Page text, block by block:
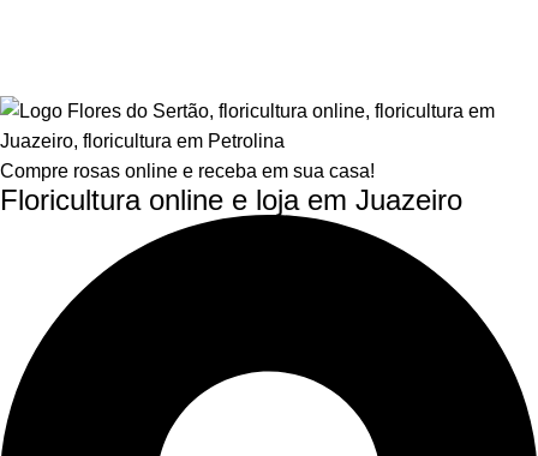
Compre rosas online e receba em sua casa!
Floricultura online e loja em Juazeiro